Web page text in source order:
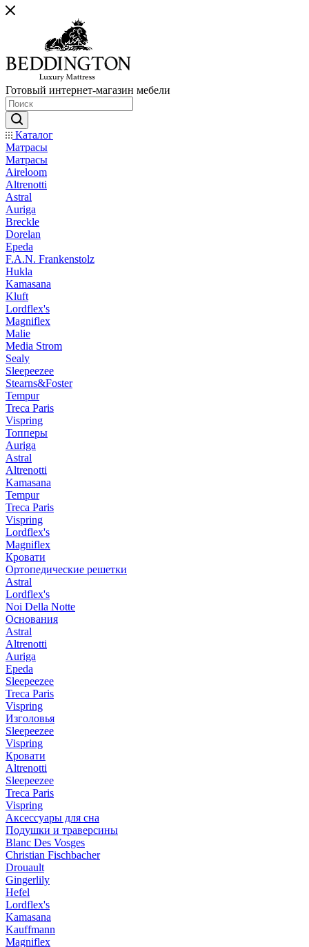
Готовый интернет-магазин мебели
Каталог
Матрасы
Матрасы
Aireloom
Altrenotti
Astral
Auriga
Breckle
Dorelan
Epeda
F.A.N. Frankenstolz
Hukla
Kamasana
Kluft
Lordflex's
Magniflex
Malie
Media Strom
Sealy
Sleepeezee
Stearns&Foster
Tempur
Treca Paris
Vispring
Топперы
Auriga
Astral
Altrenotti
Kamasana
Tempur
Treca Paris
Vispring
Lordflex's
Magniflex
Кровати
Ортопедические решетки
Astral
Lordflex's
Noi Della Notte
Основания
Astral
Altrenotti
Auriga
Epeda
Sleepeezee
Treca Paris
Vispring
Изголовья
Sleepeezee
Vispring
Кровати
Altrenotti
Sleepeezee
Treca Paris
Vispring
Аксессуары для сна
Подушки и траверсины
Blanc Des Vosges
Christian Fischbacher
Drouault
Gingerlily
Hefel
Lordflex's
Kamasana
Kauffmann
Magniflex